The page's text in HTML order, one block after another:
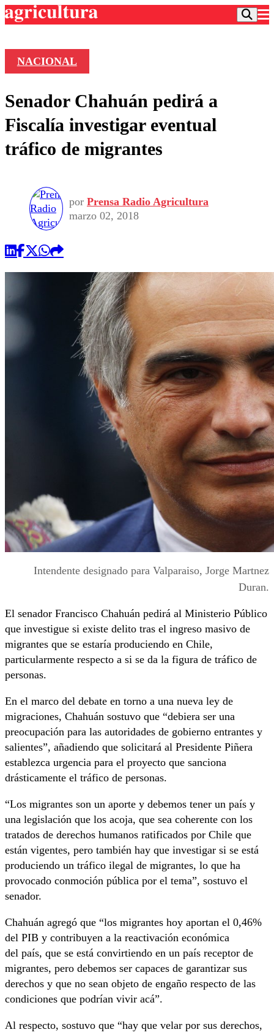
Frecuencias
Agricultura TV
Deportes
Colo Colo
Seleccion Chilena
Torneo Internacional
Entretención
Economía
Internacional
Publicaciones en medios
Opinión
NACIONAL
Senador Chahuán pedirá a
Fiscalía investigar eventual
tráfico de migrantes
por Prensa Radio Agricultura
marzo 02, 2018
Intendente designado para Valparaiso, Jorge Martnez
Duran.
El senador Francisco Chahuán pedirá al Ministerio Público
que investigue si existe delito tras el ingreso masivo de
migrantes que se estaría produciendo en Chile,
particularmente respecto a si se da la figura de tráfico de
personas.
En el marco del debate en torno a una nueva ley de
migraciones, Chahuán sostuvo que “debiera ser una
preocupación para las autoridades de gobierno entrantes y
salientes”, añadiendo que solicitará al Presidente Piñera
establezca urgencia para el proyecto que sanciona
drásticamente el tráfico de personas.
“Los migrantes son un aporte y debemos tener un país y
una legislación que los acoja, que sea coherente con los
tratados de derechos humanos ratificados por Chile que
están vigentes, pero también hay que investigar si se está
produciendo un tráfico ilegal de migrantes, lo que ha
provocado conmoción pública por el tema”, sostuvo el
senador.
Chahuán agregó que “los migrantes hoy aportan el 0,46%
del PIB y contribuyen a la reactivación económica
del país, que se está convirtiendo en un país receptor de
migrantes, pero debemos ser capaces de garantizar sus
derechos y que no sean objeto de engaño respecto de las
condiciones que podrían vivir acá”.
Al respecto, sostuvo que “hay que velar por sus derechos,